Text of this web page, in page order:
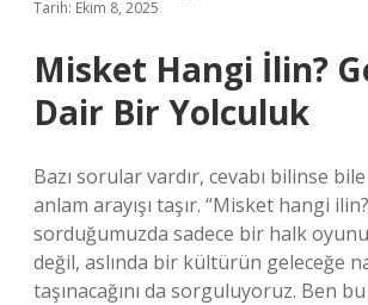
Tarih: Ekim 8, 2025
Misket Hangi İlin?
Dair Bir Yolculuk
Bazı sorular vardır, cevabı bilinse
anlam arayışı taşır. “Misket hangi
sorduğumuzda sadece bir halk
değil, aslında bir kültürün geleceğe
taşınacağını da sorguluyoruz. Ben bu